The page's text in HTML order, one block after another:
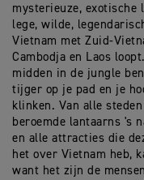
mysterieuze, exotische
lege, wilde,
Vietnam met Zuid-
Cambodja en Laos
midden in de jungle
tijger op je pad en je
klinken. Van alle
beroemde lantaarns 's
en alle attracties die
het over Vietnam heb,
want het zijn de